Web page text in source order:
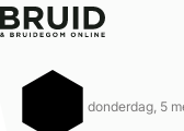
donderdag, 5